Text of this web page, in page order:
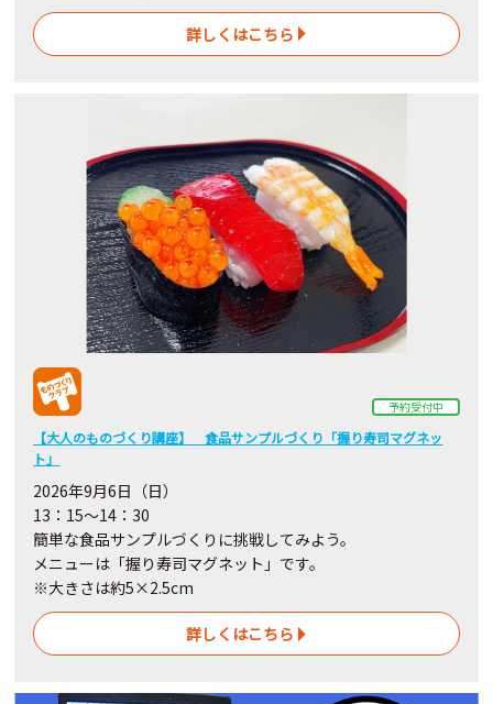
詳しくはこちら
予約受付中
【大人のものづくり講座】 食品サンプルづくり「握り寿司マグネッ
ト」
2026年9月6日（日）
13：15～14：30
簡単な食品サンプルづくりに挑戦してみよう。
メニューは「握り寿司マグネット」です。
※大きさは約5×2.5cm
詳しくはこちら